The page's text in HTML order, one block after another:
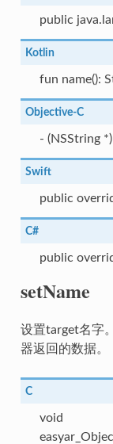
public
Kotlin
fun name():
Objective-C
- (NSString
Swift
public
C#
public
setName
设置target名字
器返回的数据。
C
void